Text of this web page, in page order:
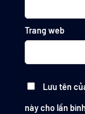
Trang web
Lưu tên
này cho lần